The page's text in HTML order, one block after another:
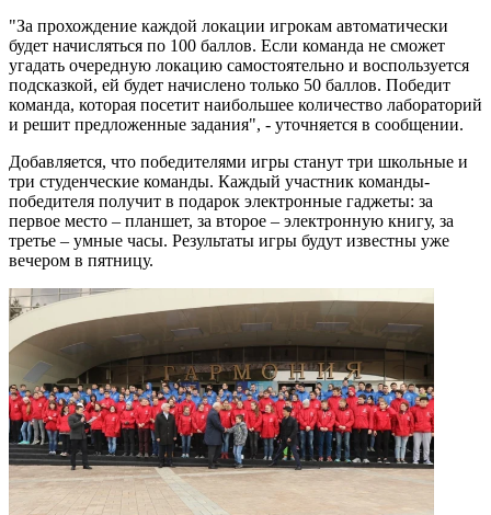
"За прохождение каждой локации игрокам автоматически
будет начисляться по 100 баллов. Если команда не сможет
угадать очередную локацию самостоятельно и воспользуется
подсказкой, ей будет начислено только 50 баллов. Победит
команда, которая посетит наибольшее количество лабораторий
и решит предложенные задания", - уточняется в сообщении.
Добавляется, что победителями игры станут три школьные и
три студенческие команды. Каждый участник команды-
победителя получит в подарок электронные гаджеты: за
первое место – планшет, за второе – электронную книгу, за
третье – умные часы. Результаты игры будут известны уже
вечером в пятницу.